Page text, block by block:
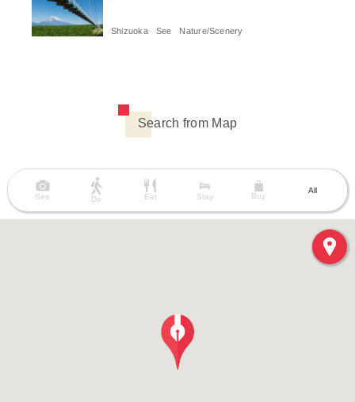
Shizuoka See Nature/Scenery
Search from Map
See Do Eat Stay Buy
All